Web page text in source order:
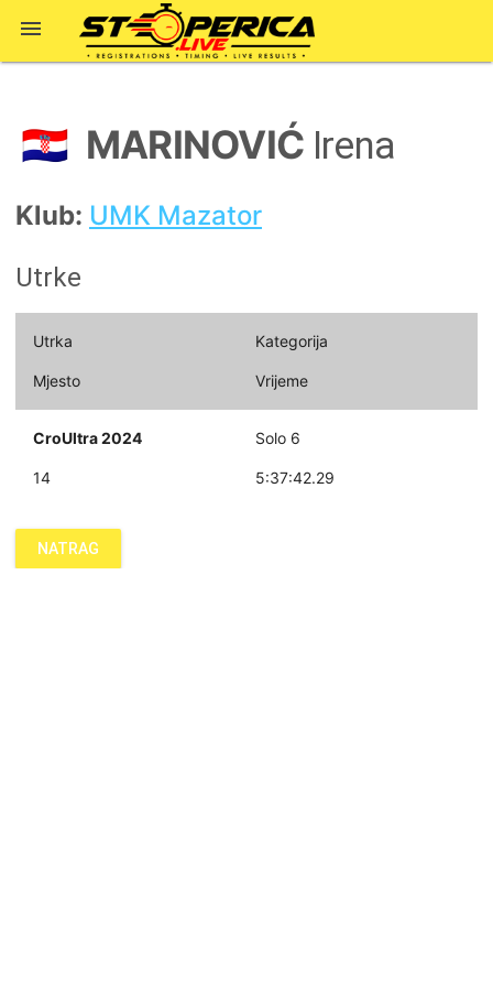

🇭🇷 MARINOVIĆ Irena
Klub: UMK Mazator
Utrke
Utrka Kategorija
Mjesto Vrijeme
CroUltra 2024 Solo 6
14 5:37:42.29
NATRAG